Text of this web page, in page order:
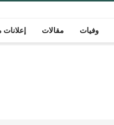
وفيات مقالات إعلانات